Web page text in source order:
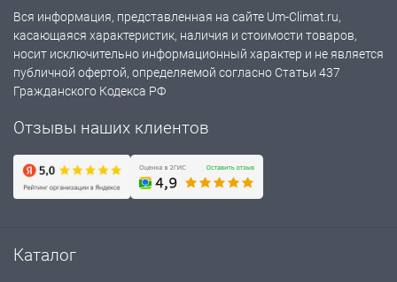
Вся информация, представленная на сайте Um-Climat.ru,
касающаяся характеристик, наличия и стоимости товаров,
носит исключительно информационный характер и не является
публичной офертой, определяемой согласно Статьи 437
Гражданского Кодекса РФ
Отзывы наших клиентов
Каталог